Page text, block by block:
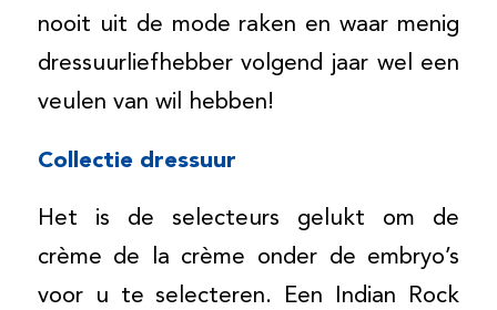
nooit uit de mode raken en waar menig
dressuurliefhebber volgend jaar wel een
veulen van wil hebben!
Collectie dressuur
Het is de selecteurs gelukt om de
crème de la crème onder de embryo’s
voor u te selecteren. Een Indian Rock